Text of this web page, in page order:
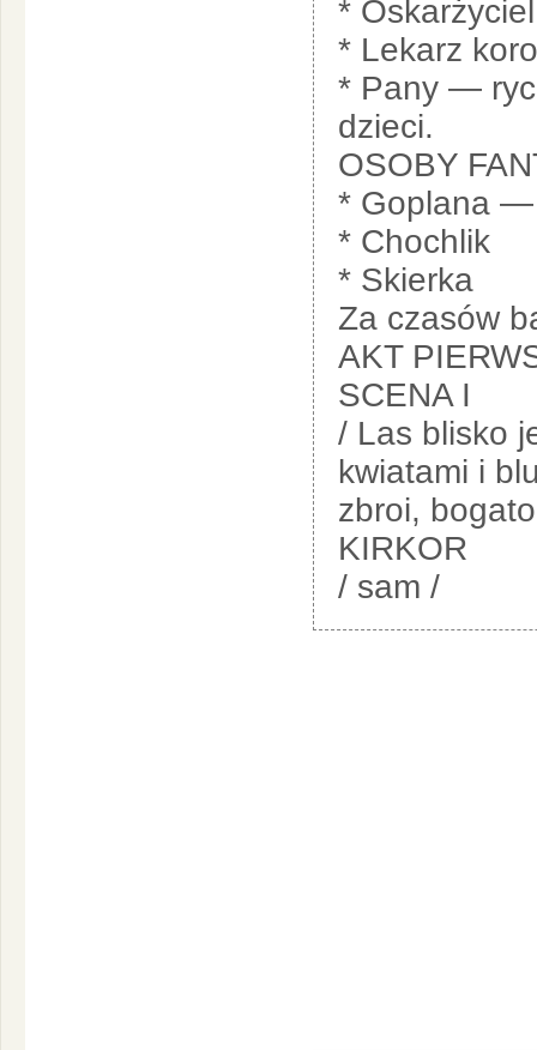
*
* Lekarz
* Pany —
dzieci.
OSOBY
* Goplana —
* Chochlik
* Skierka
Za czasów
AKT
SCENA I
/ Las blisko
kwiatami i
zbroi,
KIRKOR
/ sam /